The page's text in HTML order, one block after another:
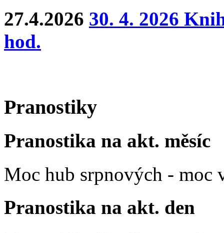
27.4.2026 30. 4. 2026
hod.
Pranostiky
Pranostika na akt. měsíc
Moc hub srpnových - moc
Pranostika na akt. den